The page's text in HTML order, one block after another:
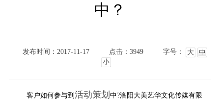
中？
发布时间：2017-11-17 点击：3949 字号： 大
中
小
客户如何参与到活动策划中?洛阳大美艺华文化传媒有限